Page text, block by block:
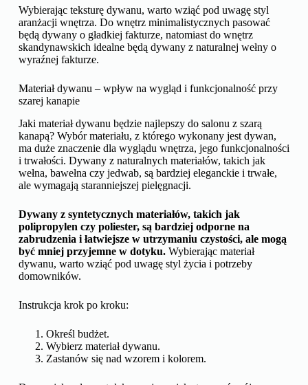
Wybierając teksturę dywanu, warto wziąć pod uwagę styl
aranżacji wnętrza. Do wnętrz minimalistycznych pasować
będą dywany o gładkiej fakturze, natomiast do wnętrz
skandynawskich idealne będą dywany z naturalnej wełny o
wyraźnej fakturze.
Materiał dywanu – wpływ na wygląd i funkcjonalność przy
szarej kanapie
Jaki materiał dywanu będzie najlepszy do salonu z szarą
kanapą? Wybór materiału, z którego wykonany jest dywan,
ma duże znaczenie dla wyglądu wnętrza, jego funkcjonalności
i trwałości. Dywany z naturalnych materiałów, takich jak
wełna, bawełna czy jedwab, są bardziej eleganckie i trwałe,
ale wymagają staranniejszej pielęgnacji.
Dywany z syntetycznych materiałów, takich jak
polipropylen czy poliester, są bardziej odporne na
zabrudzenia i łatwiejsze w utrzymaniu czystości, ale mogą
być mniej przyjemne w dotyku.Wybierając materiał
dywanu, warto wziąć pod uwagę styl życia i potrzeby
domowników.
Instrukcja krok po kroku:
Określ budżet.
Wybierz materiał dywanu.
Zastanów się nad wzorem i kolorem.